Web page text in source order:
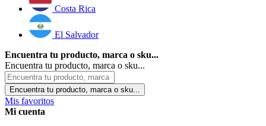
Costa Rica
El Salvador
Encuentra tu producto, marca o sku...
Encuentra tu producto, marca o sku...
Encuentra tu producto, marca o sku...
Mis favoritos
Mi cuenta